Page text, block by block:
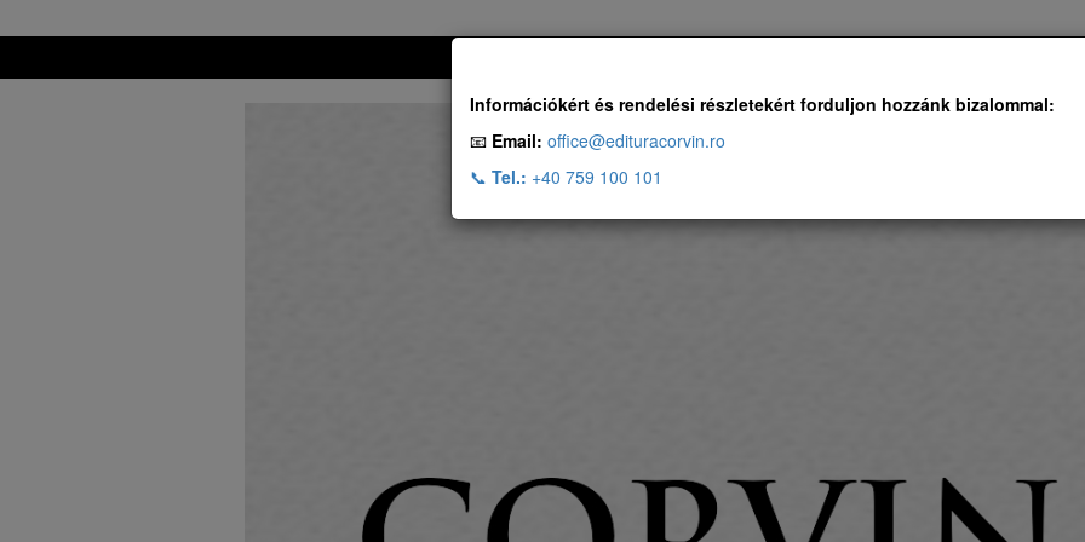
Információkért és rendelési részletekért forduljon hozzánk bizalommal:
📧 Email: office@edituracorvin.ro
📞 Tel.: +40 759 100 101